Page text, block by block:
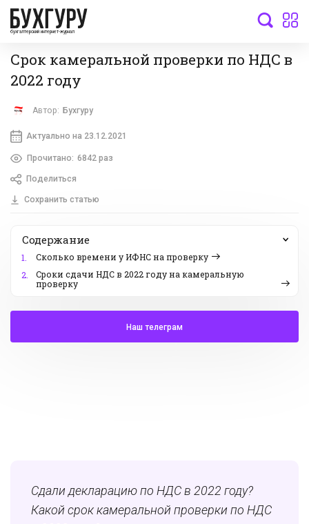
бухгалтерский интернет-журнал
Срок камеральной проверки по НДС в
2022 году
Автор: Бухгуру
Актуально на 23.12.2021
Прочитано: 6842 раз
Поделиться
Сохранить статью
Содержание
1.
Сколько времени у ИФНС на проверку
2.
Сроки сдачи НДС в 2022 году на камеральную
проверку
Наш телеграм
Сдали декларацию по НДС в 2022 году?
Какой срок камеральной проверки по НДС